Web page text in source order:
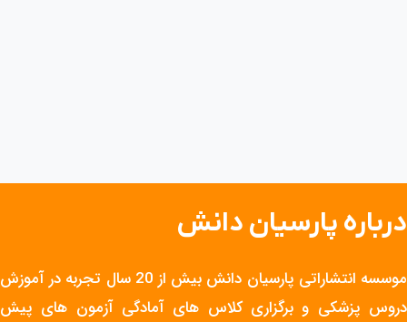
درباره پارسیان دانش
موسسه انتشاراتی پارسیان دانش بیش از 20 سال تجربه در آموزش
دروس پزشکی و برگزاری کلاس های آمادگی آزمون های پیش